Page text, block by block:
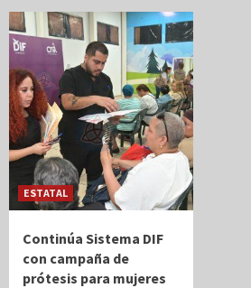
ESTATAL
Continúa Sistema DIF
con campaña de
prótesis para mujeres